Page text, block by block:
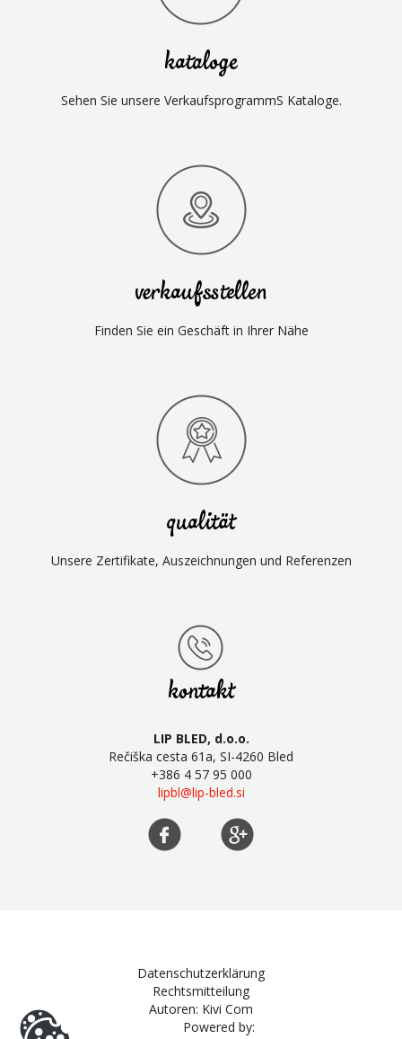
kataloge
Sehen Sie unsere VerkaufsprogrammS Kataloge.
verkaufsstellen
Finden Sie ein Geschäft in Ihrer Nähe
qualität
Unsere Zertifikate, Auszeichnungen und Referenzen
kontakt
LIP BLED, d.o.o.
Rečiška cesta 61a, SI-4260 Bled
+386 4 57 95 000
lipbl@lip-bled.si
Datenschutzerklärung
Rechtsmitteilung
Autoren: Kivi Com
Powered by: